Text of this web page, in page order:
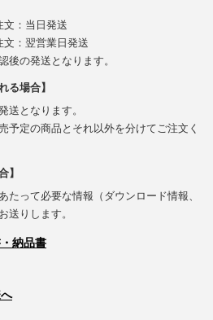
文：当日発送
：翌営業日発送
の発送となります。
る場合】
送となります。
予定の商品とそれ以外を分けてご注文く
】
たって必要な情報（ダウンロード情報、
送りします。
納品書